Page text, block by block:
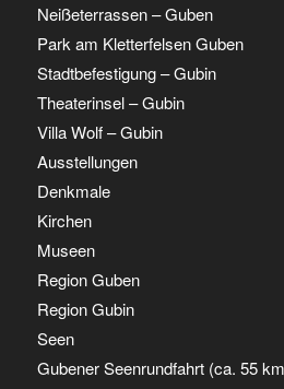
Neißeterrassen – Guben
Park am Kletterfelsen Guben
Stadtbefestigung – Gubin
Theaterinsel – Gubin
Villa Wolf – Gubin
Ausstellungen
Denkmale
Kirchen
Museen
Region Guben
Region Gubin
Seen
Gubener Seenrundfahrt (ca. 55